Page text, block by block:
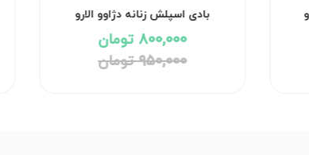
بادی اسپلش زنانه دژاوو الارو
800,000 تومان
950,000 تومان